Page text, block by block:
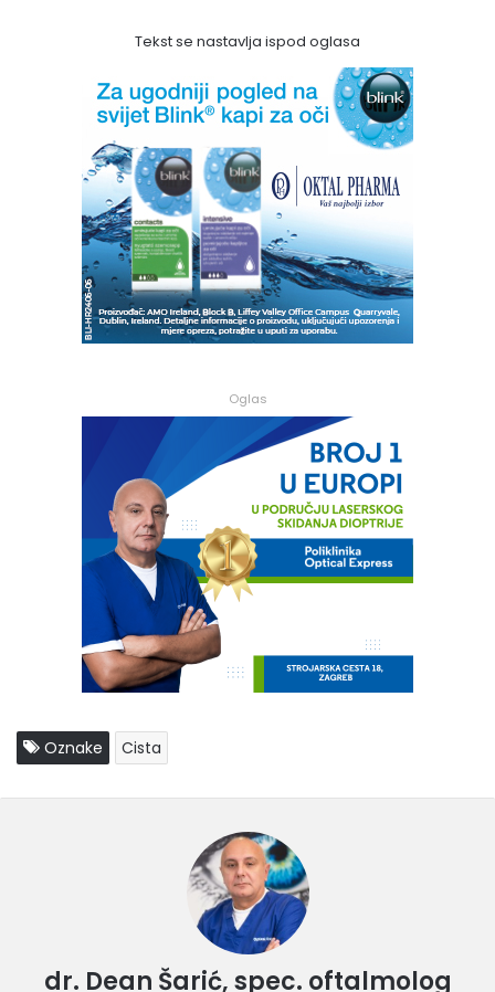
Tekst se nastavlja ispod oglasa
Oglas
Oznake Cista
dr. Dean Šarić, spec. oftalmolog